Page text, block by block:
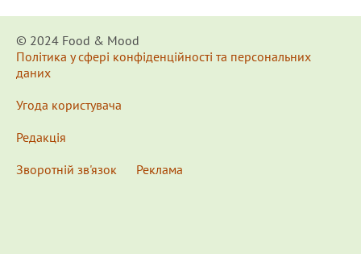
© 2024 Food & Мood
Політика у сфері конфіденційності та персональних
даних
Угода користувача
Редакція
Зворотній зв'язок
Реклама